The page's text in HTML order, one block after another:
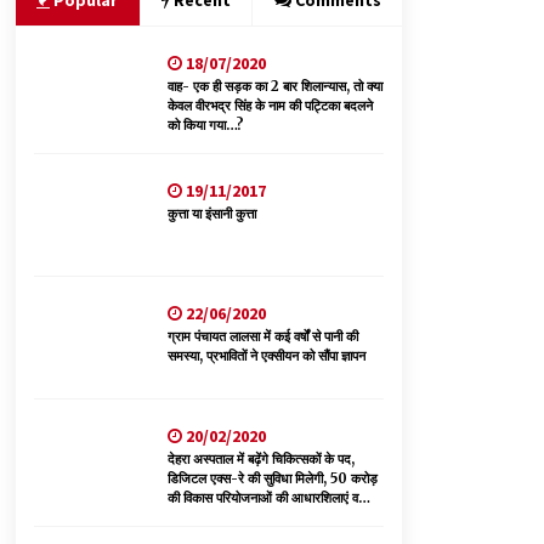
रूपी भावा वन्यजीव अभयारण्य में फिर दिखा जंगलों का
‘खामोश पहरेदार’, दुर्लभ हिमालयन “सीरो” कैमरे में कैद
06/08/2026
में एक दिवसीय ओरिएंटेशन कार्यशाला आयोजित
06/08/2026
करोड़के सोने के आभूषण बरामद, 7 आरोपी गिरफ्तार
05/08/2026
18/07/2020
वाह- एक ही सड़क का 2 बार शिलान्यास, तो क्या
केवल वीरभद्र सिंह के नाम की पट्टिका बदलने
को किया गया…?
19/11/2017
कुत्ता या इंसानी कुत्ता
22/06/2020
ग्राम पंचायत लालसा में कई वर्षों से पानी की
समस्या, प्रभावितों ने एक्सीयन को सौंपा ज्ञापन
20/02/2020
देहरा अस्पताल में बढ़ेंगे चिकित्सकों के पद,
डिजिटल एक्स-रे की सुविधा मिलेगी, 50 करोड़
की विकास परियोजनाओं की आधारशिलाएं व